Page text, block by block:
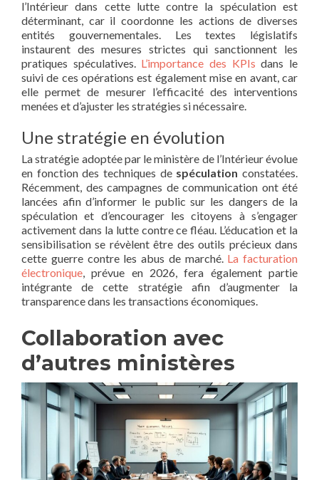
l’Intérieur dans cette lutte contre la spéculation est
déterminant, car il coordonne les actions de diverses
entités gouvernementales. Les textes législatifs
instaurent des mesures strictes qui sanctionnent les
pratiques spéculatives. L’importance des KPIs dans le
suivi de ces opérations est également mise en avant, car
elle permet de mesurer l’efficacité des interventions
menées et d’ajuster les stratégies si nécessaire.
Une stratégie en évolution
La stratégie adoptée par le ministère de l’Intérieur évolue
en fonction des techniques de spéculation constatées.
Récemment, des campagnes de communication ont été
lancées afin d’informer le public sur les dangers de la
spéculation et d’encourager les citoyens à s’engager
activement dans la lutte contre ce fléau. L’éducation et la
sensibilisation se révèlent être des outils précieux dans
cette guerre contre les abus de marché. La facturation
électronique , prévue en 2026, fera également partie
intégrante de cette stratégie afin d’augmenter la
transparence dans les transactions économiques.
Collaboration avec
d’autres ministères